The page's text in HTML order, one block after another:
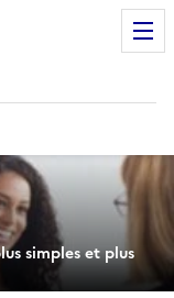
simples et plus